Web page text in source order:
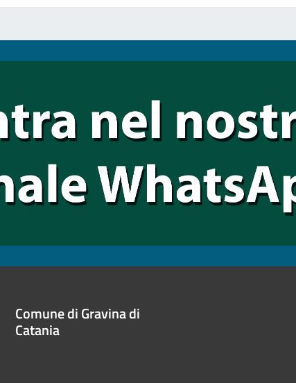
Comune di Gravina di
Catania